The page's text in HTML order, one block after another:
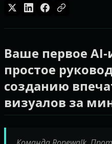
Ваше первое
простое
созданию
визуалов за